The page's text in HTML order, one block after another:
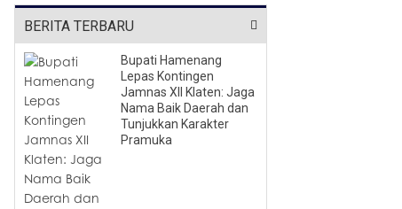
Tani Dengan PT. GNS
BERITA TERBARU
Bupati Hamenang
Lepas Kontingen
Jamnas XII Klaten: Jaga
Nama Baik Daerah dan
Tunjukkan Karakter
Pramuka